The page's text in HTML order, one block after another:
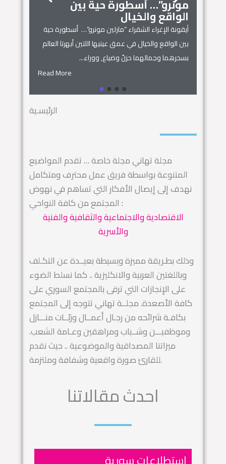
مونرو”… أسطورة حية بين
الواقع والخيال
أيقونة الإغراء الشقراء “مارلين مونرو”… أسطورة حية
بين الواقع والخيال في عمق عينيها اللتين أبهرتا العالم
بسحرهما وجمالهما حزنٌ وضياع, ووراء...
Read More
الرئيسـية
مجلة تهاني مجلة خاصة … تقدم المواضيع
المتنوعة بواسطة فريق عمل محترف ومتكامل
نهدف إلى إيصال الأفكار التي تساهم في نهوض
المجتمع من كافة النواحي :
الاقتصادية والاجتماعية والثقافية والفنية
والأسرية
وذلك بطـريقة مميزة وبسيطة بعيــدة عن التكـلف
وباللغتين العربية والانكليزية .. كما نسلط الضوء
على الإنجازات التي ترقى بالمجتمع السوري على
كافة الأصعدة. مجلــة تهاني تتوجه إلى المجتمع
بكافـة شرائحه من رجـال أعمــال وربّــات منـــازل
وموظفيـــن وشــباب ومراهقين وعـامة الشعب.
ميزاتنا المصداقية والموضوعية .. حيث نقدم
للقارئ صورة واقعية وشفافة وملتزمة.
احدث مقالاتنا